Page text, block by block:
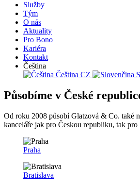
Služby
Tým
O nás
Aktuality
Pro Bono
Kariéra
Kontakt
Čeština
Čeština CZ
Působíme v České
Od roku 2008 působí Glatzová & Co. také
kanceláře jak pro Českou republiku, tak
Praha
Bratislava